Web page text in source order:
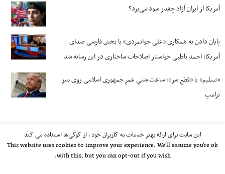
آمریکا از ایران آزاد چقدر سود می‌برد؟
پایان دادن به همکاری «علی جوانمردی» با بخش فارسی صدای
آمریکا؛ احمد باطبی خواستار اصلاحات ساختاری در این رسانه شد
«تسلیم» یا «قطع سر»؛ ساعت شنیِ عمرِ جمهوری اسلامی روی میز
ترامپ
این سایت برای ارائه بهتر خدمات به کاربران خود ، از کوکی‌ها استفاده می کند
This website uses cookies to improve your experience. We'll assume you're ok
with this, but you can opt-out if you wish.